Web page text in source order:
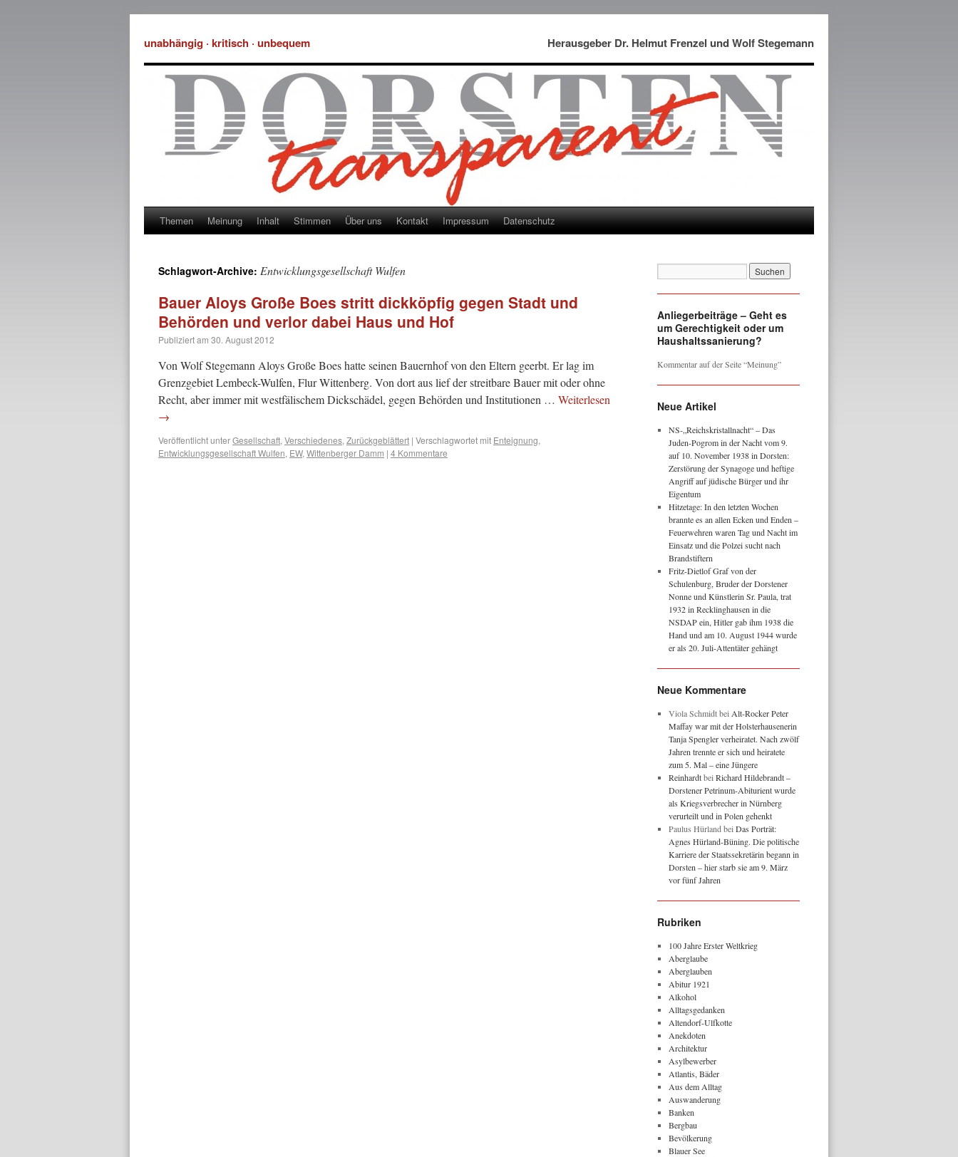
unabhängig · kritisch · unbequem Herausgeber Dr. Helmut Frenzel und Wolf Stegemann
Themen Meinung Inhalt Stimmen Über uns Kontakt Impressum Datenschutz
Schlagwort-Archive: Entwicklungsgesellschaft Wulfen
Bauer Aloys Große Boes stritt dickköpfig gegen Stadt und
Behörden und verlor dabei Haus und Hof
Publiziert am 30. August 2012
Von Wolf Stegemann Aloys Große Boes hatte seinen Bauernhof von den Eltern geerbt. Er lag im
Grenzgebiet Lembeck-Wulfen, Flur Wittenberg. Von dort aus lief der streitbare Bauer mit oder ohne
Recht, aber immer mit westfälischem Dickschädel, gegen Behörden und Institutionen … Weiterlesen
→
Veröffentlicht unterGesellschaft, Verschiedenes, Zurückgeblättert | Verschlagwortet mit Enteignung,
Entwicklungsgesellschaft Wulfen, EW, Wittenberger Damm | 4 Kommentare
Anliegerbeiträge – Geht es
um Gerechtigkeit oder um
Haushaltssanierung?
Kommentar auf der Seite “Meinung”
Neue Artikel
NS-„Reichskristallnacht“ – Das
Juden-Pogrom in der Nacht vom 9.
auf 10. November 1938 in Dorsten:
Zerstörung der Synagoge und heftige
Angriff auf jüdische Bürger und ihr
Eigentum
Hitzetage: In den letzten Wochen
brannte es an allen Ecken und Enden –
Feuerwehren waren Tag und Nacht im
Einsatz und die Polzei sucht nach
Brandstiftern
Fritz-Dietlof Graf von der
Schulenburg, Bruder der Dorstener
Nonne und Künstlerin Sr. Paula, trat
1932 in Recklinghausen in die
NSDAP ein, Hitler gab ihm 1938 die
Hand und am 10. August 1944 wurde
er als 20. Juli-Attentäter gehängt
Neue Kommentare
Viola Schmidtbei Alt-Rocker Peter
Maffay war mit der Holsterhausenerin
Tanja Spengler verheiratet. Nach zwölf
Jahren trennte er sich und heiratete
zum 5. Mal – eine Jüngere
Reinhardtbei Richard Hildebrandt –
Dorstener Petrinum-Abiturient wurde
als Kriegsverbrecher in Nürnberg
verurteilt und in Polen gehenkt
Paulus Hürland bei Das Porträt:
Agnes Hürland-Büning. Die politische
Karriere der Staatssekretärin begann in
Dorsten – hier starb sie am 9. März
vor fünf Jahren
Rubriken
100 Jahre Erster Weltkrieg
Aberglaube
Aberglauben
Abitur 1921
Alkohol
Alltagsgedanken
Altendorf-Ulfkotte
Anekdoten
Architektur
Asylbewerber
Atlantis, Bäder
Aus dem Alltag
Auswanderung
Banken
Bergbau
Bevölkerung
Blauer See